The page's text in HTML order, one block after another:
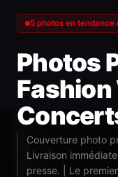
5 photos en tendance
Photos
Fashion
Couverture photo
Livraison
presse. | Le